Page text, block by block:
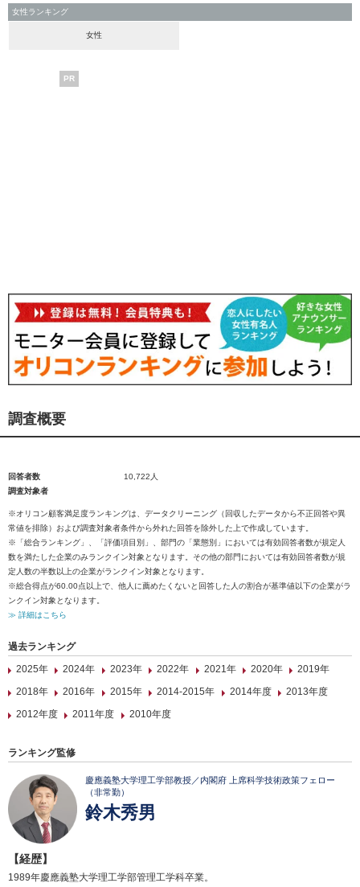
女性ランキング
女性
PR
調査概要
回答者数
10,722人
調査対象者
※オリコン顧客満足度ランキングは、データクリーニング（回収したデータから不正回答や異
常値を排除）および調査対象者条件から外れた回答を除外した上で作成しています。
※「総合ランキング」、「評価項目別」、部門の「業態別」においては有効回答者数が規定人
数を満たした企業のみランクイン対象となります。その他の部門においては有効回答者数が規
定人数の半数以上の企業がランクイン対象となります。
※総合得点が60.00点以上で、他人に薦めたくないと回答した人の割合が基準値以下の企業がラ
ンクイン対象となります。
≫ 詳細はこちら
過去ランキング
2025年
2024年 2023年 2022年 2021年 2020年
2019年
2018年
2016年 2015年 2014-2015年 2014年度
2013年度
2012年度
2011年度 2010年度
ランキング監修
慶應義塾大学理工学部教授／内閣府 上席科学技術政策フェロー
（非常勤）
鈴木秀男
【経歴】
1989年慶應義塾大学理工学部管理工学科卒業。